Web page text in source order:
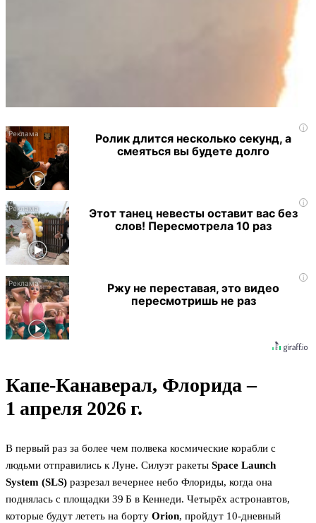
i
Ролик длится несколько секунд, а
смеяться вы будете долго
i
Этот танец невесты оставит вас без
слов! Пересмотрела 10 раз
i
Ржу не переставая, это видео
пересмотришь не раз
Капе‑Канаверал, Флорида –
1 апреля 2026 г.
В первый раз за более чем полвека космические корабли с
людьми отправились к Луне. Силуэт ракеты Space Launch
System (SLS) разрезал вечернее небо Флориды, когда она
поднялась с площадки 39 Б в Кеннеди. Четырёх астронавтов,
которые будут лететь на борту Orion, пройдут 10‑дневный